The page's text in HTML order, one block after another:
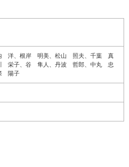
洋、根岸 明美、松山 照夫、千葉 真
栄子、谷 隼人、丹波 哲郎、中丸 忠
陽子